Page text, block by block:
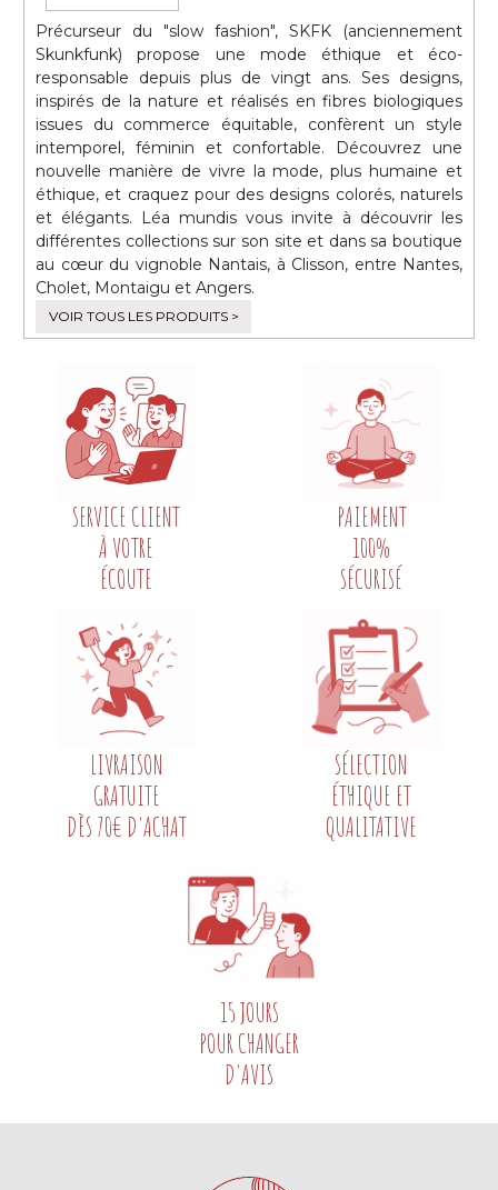
Précurseur du "slow fashion", SKFK (anciennement
Skunkfunk) propose une mode éthique et éco-
responsable depuis plus de vingt ans. Ses designs,
inspirés de la nature et réalisés en fibres biologiques
issues du commerce équitable, confèrent un style
intemporel, féminin et confortable. Découvrez une
nouvelle manière de vivre la mode, plus humaine et
éthique, et craquez pour des designs colorés, naturels
et élégants. Léa mundis vous invite à découvrir les
différentes collections sur son site et dans sa boutique
au cœur du vignoble Nantais, à Clisson, entre Nantes,
Cholet, Montaigu et Angers.
VOIR TOUS LES PRODUITS >
SERVICE CLIENT
À VOTRE
ÉCOUTE
PAIEMENT
100%
SÉCURISÉ
LIVRAISON
GRATUITE
DÈS 70€ D'ACHAT
SÉLECTION
ÉTHIQUE ET
QUALITATIVE
15 JOURS
POUR CHANGER
D'AVIS